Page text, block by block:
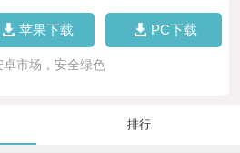
苹果下载 PC下载
卓市场，安全绿色
排行